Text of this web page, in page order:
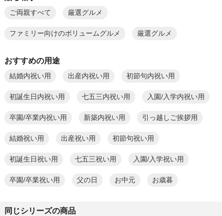
ご両親すべて 厳選グルメ
ファミリー向けのボリュームグルメ 厳選グルメ
おすすめの用途
結婚内祝い用 出産内祝い用 初節句内祝い用
初誕生日内祝い用 七五三内祝い用 入園/入学内祝い用
卒園/卒業内祝い用 新築内祝い用 引っ越しご挨拶用
結婚祝い用 出産祝い用 初節句祝い用
初誕生日祝い用 七五三祝い用 入園/入学祝い用
卒園/卒業祝い用 父の日 お中元 お歳暮
同じシリーズの商品